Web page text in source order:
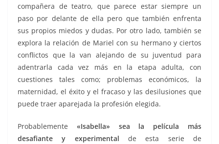
compañera de teatro, que parece estar siempre un
paso por delante de ella pero que también enfrenta
sus propios miedos y dudas. Por otro lado, también se
explora la relación de Mariel con su hermano y ciertos
conflictos que la van alejando de su juventud para
adentrarla cada vez más en la etapa adulta, con
cuestiones tales como; problemas económicos, la
maternidad, el éxito y el fracaso y las desilusiones que
puede traer aparejada la profesión elegida.
Probablemente «Isabella» sea la película más
desafiante y experimental de esta serie de